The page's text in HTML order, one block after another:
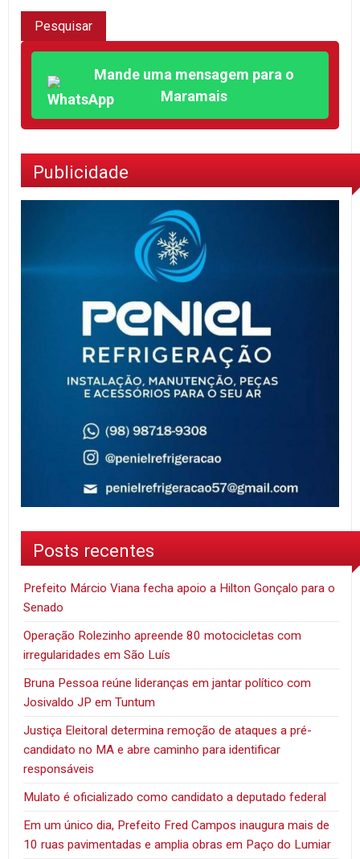
Mande uma mensagem para o
Maramais
Publicidade
Posts recentes
Prefeito Márcio Viana fecha apoio a Hilton Gonçalo para o
Senado
Operação Rolezinho apreende 80 motocicletas com
irregularidades em São Luís
Bruna Pessoa reúne lideranças em jantar político com
Josivaldo JP em Tuntum
Justiça Eleitoral determina remoção de ataques a pré-
candidato no MA e abre caminho para identificar
responsáveis
Mulato é oficializado como candidato a deputado federal
Em um único dia, Prefeito Fred Campos inaugura mais de
10 ruas pavimentadas e amplia obras em Paço do Lumiar